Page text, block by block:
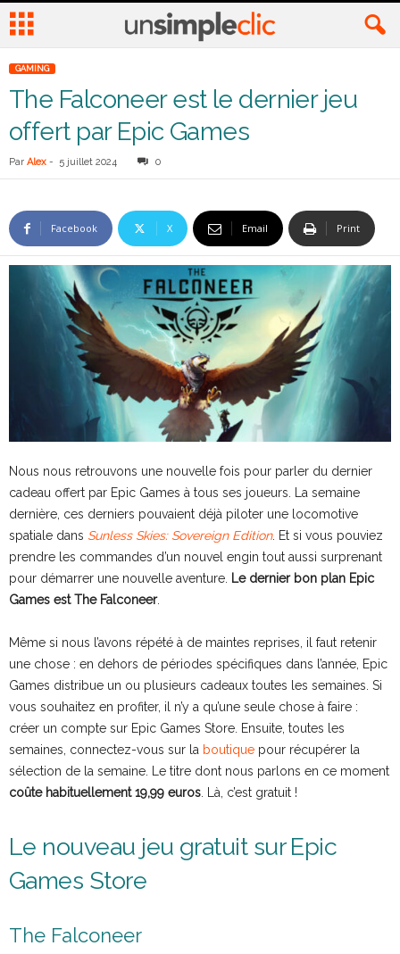
GAMING
The Falconeer est le dernier jeu
offert par Epic Games
Par Alex - 5 juillet 2024 0
Facebook X Email Print
Nous nous retrouvons une nouvelle fois pour parler du dernier
cadeau offert par Epic Games à tous ses joueurs. La semaine
dernière, ces derniers pouvaient déjà piloter une locomotive
spatiale dans Sunless Skies: Sovereign Edition. Et si vous pouviez
prendre les commandes d’un nouvel engin tout aussi surprenant
pour démarrer une nouvelle aventure. Le dernier bon plan Epic
Games est The Falconeer.
Même si nous l’avons répété à de maintes reprises, il faut retenir
une chose : en dehors de périodes spécifiques dans l’année, Epic
Games distribue un ou plusieurs cadeaux toutes les semaines. Si
vous souhaitez en profiter, il n’y a qu’une seule chose à faire :
créer un compte sur Epic Games Store. Ensuite, toutes les
semaines, connectez-vous sur la boutique pour récupérer la
sélection de la semaine. Le titre dont nous parlons en ce moment
coûte habituellement 19,99 euros . Là, c’est gratuit !
Le nouveau jeu gratuit sur Epic
Games Store
The Falconeer